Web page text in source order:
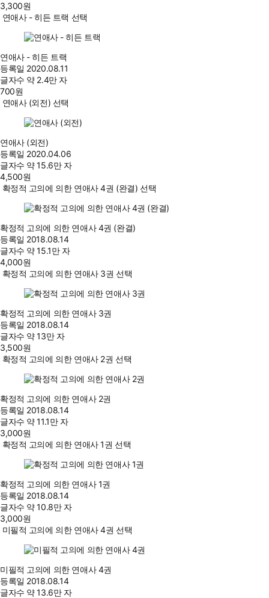
3,300원
연애사 - 히든 트랙 선택
연애사 - 히든 트랙
등록일 2020.08.11
글자수 약 2.4만 자
700원
연애사 (외전) 선택
연애사 (외전)
등록일 2020.04.06
글자수 약 15.6만 자
4,500원
확정적 고의에 의한 연애사 4권 (완결) 선택
확정적 고의에 의한 연애사 4권 (완결)
등록일 2018.08.14
글자수 약 15.1만 자
4,000원
확정적 고의에 의한 연애사 3권 선택
확정적 고의에 의한 연애사 3권
등록일 2018.08.14
글자수 약 13만 자
3,500원
확정적 고의에 의한 연애사 2권 선택
확정적 고의에 의한 연애사 2권
등록일 2018.08.14
글자수 약 11.1만 자
3,000원
확정적 고의에 의한 연애사 1권 선택
확정적 고의에 의한 연애사 1권
등록일 2018.08.14
글자수 약 10.8만 자
3,000원
미필적 고의에 의한 연애사 4권 선택
미필적 고의에 의한 연애사 4권
등록일 2018.08.14
글자수 약 13.6만 자